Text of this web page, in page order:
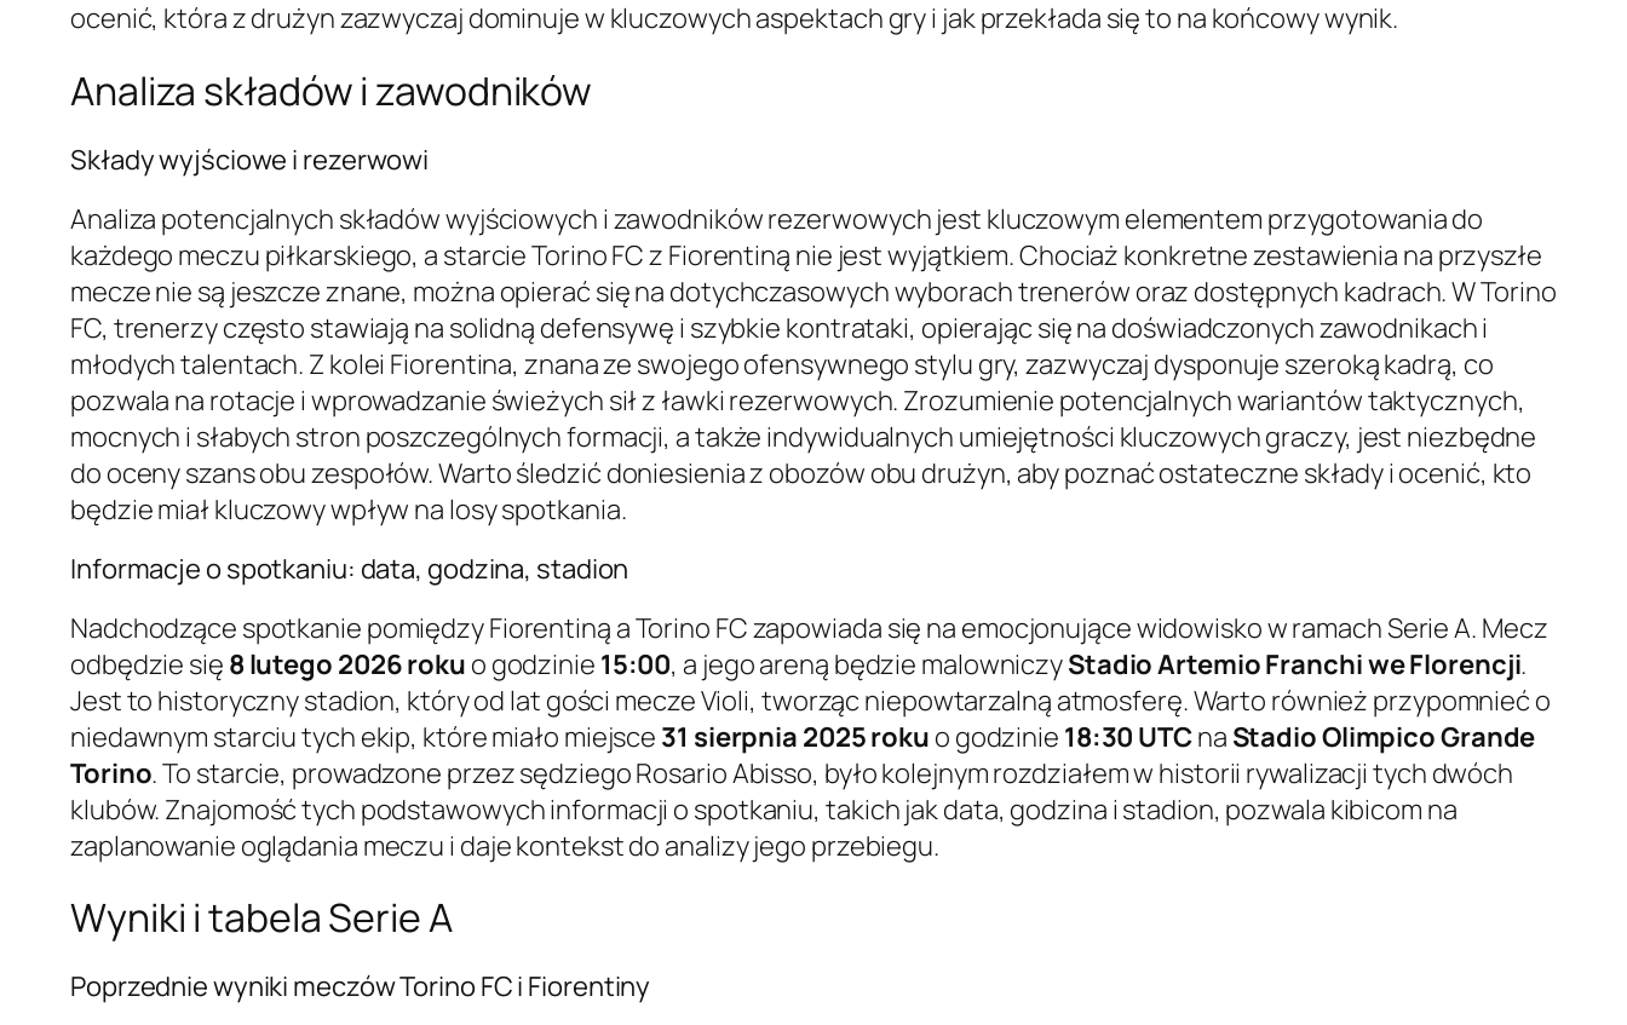
ocenić, która z drużyn zazwyczaj dominuje w kluczowych aspektach gry i jak przekłada się to na końcowy wynik.
Analiza składów i zawodników
Składy wyjściowe i rezerwowi
Analiza potencjalnych składów wyjściowych i zawodników rezerwowych jest kluczowym elementem przygotowania do
każdego meczu piłkarskiego, a starcie Torino FC z Fiorentiną nie jest wyjątkiem. Chociaż konkretne zestawienia na przyszłe
mecze nie są jeszcze znane, można opierać się na dotychczasowych wyborach trenerów oraz dostępnych kadrach. W Torino
FC, trenerzy często stawiają na solidną defensywę i szybkie kontrataki, opierając się na doświadczonych zawodnikach i
młodych talentach. Z kolei Fiorentina, znana ze swojego ofensywnego stylu gry, zazwyczaj dysponuje szeroką kadrą, co
pozwala na rotacje i wprowadzanie świeżych sił z ławki rezerwowych. Zrozumienie potencjalnych wariantów taktycznych,
mocnych i słabych stron poszczególnych formacji, a także indywidualnych umiejętności kluczowych graczy, jest niezbędne
do oceny szans obu zespołów. Warto śledzić doniesienia z obozów obu drużyn, aby poznać ostateczne składy i ocenić, kto
będzie miał kluczowy wpływ na losy spotkania.
Informacje o spotkaniu: data, godzina, stadion
Nadchodzące spotkanie pomiędzy Fiorentiną a Torino FC zapowiada się na emocjonujące widowisko w ramach Serie A. Mecz
odbędzie się 8 lutego 2026 roku o godzinie 15:00, a jego areną będzie malowniczyStadio Artemio Franchi we Florencji.
Jest to historyczny stadion, który od lat gości mecze Violi, tworząc niepowtarzalną atmosferę. Warto również przypomnieć o
niedawnym starciu tych ekip, które miało miejsce 31 sierpnia 2025 roku o godzinie 18:30 UTCna Stadio Olimpico Grande
Torino. To starcie, prowadzone przez sędziego Rosario Abisso, było kolejnym rozdziałem w historii rywalizacji tych dwóch
klubów. Znajomość tych podstawowych informacji o spotkaniu, takich jak data, godzina i stadion, pozwala kibicom na
zaplanowanie oglądania meczu i daje kontekst do analizy jego przebiegu.
Wyniki i tabela Serie A
Poprzednie wyniki meczów Torino FC i Fiorentiny